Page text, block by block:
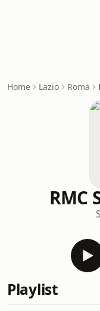
Home Lazio Roma
RMC
Playlist